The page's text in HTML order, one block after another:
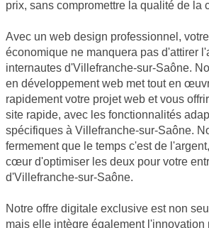
prix, sans compromettre la qualité de la
Avec un web design professionnel,
économique ne manquera pas d'attirer
internautes d'Villefranche-sur-Saône.
en développement web met tout en
rapidement votre projet web et vous
site rapide, avec les fonctionnalités
spécifiques à Villefranche-sur-Saône.
fermement que le temps c'est de
cœur d'optimiser les deux pour votre
d'Villefranche-sur-Saône.
Notre offre digitale exclusive est non
mais elle intègre également l'innovation